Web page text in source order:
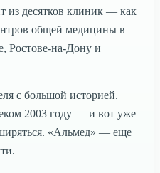
из десятков клиник — как
общей медицины в
Ростове-на-Дону и
с большой историей.
2003 году — и вот уже
«Альмед» — еще